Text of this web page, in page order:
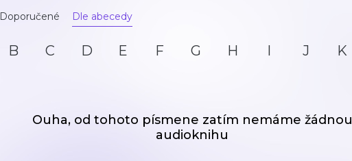
Doporučené Dle abecedy
B C D E F G H I J K
Ouha, od tohoto písmene zatím nemáme žádnou
audioknihu